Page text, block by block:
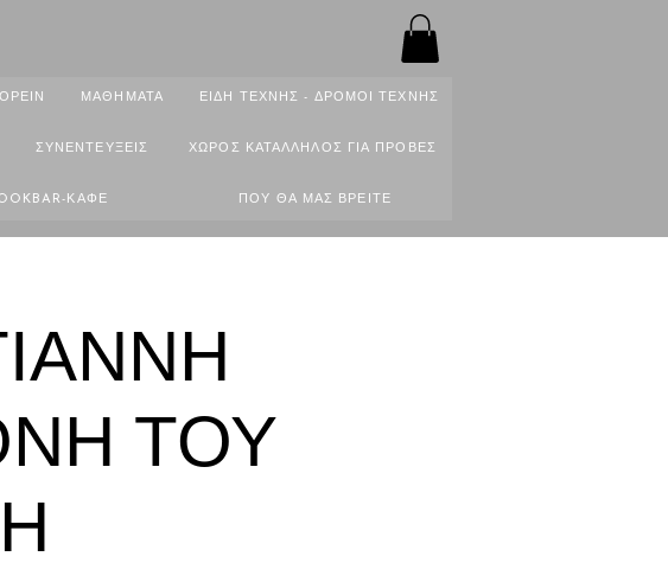
ΜΑΘΗΜΑΤΑ ΕΙΔΗ ΤΕΧΝΗΣ - ΔΡΟΜΟΙ ΤΕΧΝΗΣ
ΣΥΝΕΝΤΕΥΞΕΙΣ ΧΩΡΟΣ ΚΑΤΑΛΛΗΛΟΣ ΓΙΑ ΠΡΟΒΕΣ
ΚΑΦΕ ΠΟΥ ΘΑ ΜΑΣ ΒΡΕΙΤΕ
ΤΟΥ